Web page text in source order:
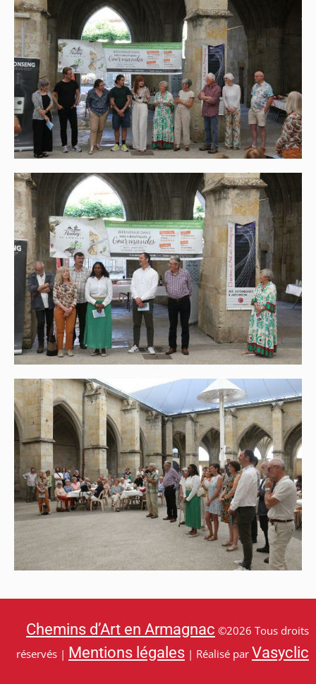
Chemins d’Art en Armagnac ©2026 Tous droits
réservés | Mentions légales | Réalisé par Vasyclic